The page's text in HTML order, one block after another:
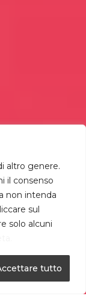
altro genere.
il consenso
non intenda
sul
solo alcuni
tutto